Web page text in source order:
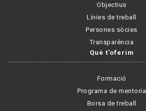
Objectius
Línies de treball
Persones sòcies
Transparència
Què t'oferim
Formació
Programa de mentoria
Borsa de treball